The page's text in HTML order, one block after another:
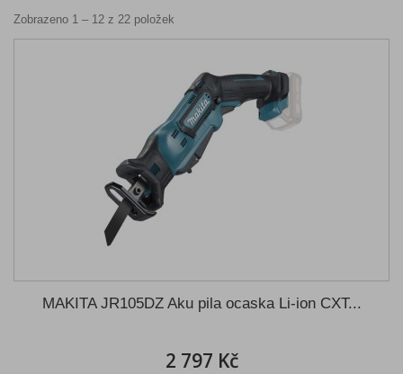
Zobrazeno 1 – 12 z 22 položek
MAKITA JR105DZ Aku pila ocaska Li-ion CXT...
2 797 Kč